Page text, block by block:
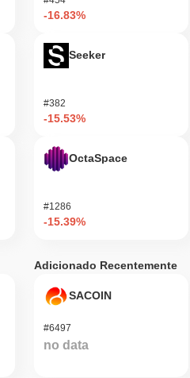
-16.83%
Seeker
#382
-15.53%
OctaSpace
#1286
-15.39%
Adicionado Recentemente
SACOIN
#6497
no data